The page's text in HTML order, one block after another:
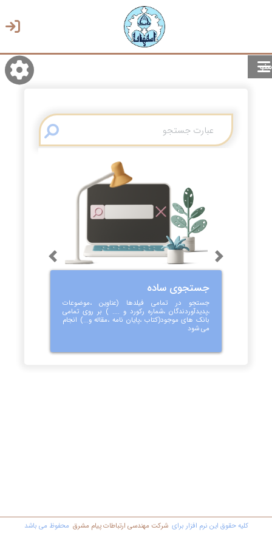
منو
انتخاب زبان
جستجوی ساده
جستجو در تمامی فیلدها (عناوین ،موضوعات
،پدیدآوردندگان ،شماره رکورد و .... ) بر روی تمامی
بانک های موجود(کتاب ،پایان نامه ،مقاله و...) انجام
می شود
Previous Next
کليه حقوق اين نرم افزار برای شرکت مهندسي ارتباطات پیام مشرق محفوظ مي باشد